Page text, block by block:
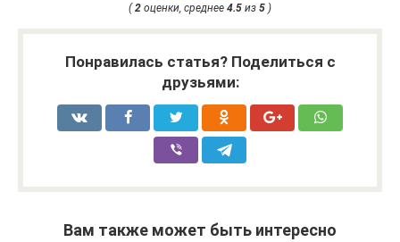
(2 оценки, среднее 4.5 из 5 )
Понравилась статья? Поделиться с
друзьями:
Вам также может быть интересно